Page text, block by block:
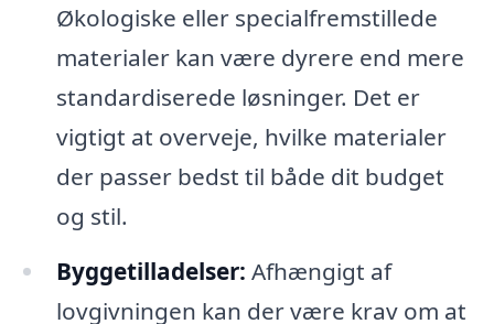
Økologiske eller specialfremstillede
materialer kan være dyrere end mere
standardiserede løsninger. Det er
vigtigt at overveje, hvilke materialer
der passer bedst til både dit budget
og stil.
Byggetilladelser: Afhængigt af
lovgivningen kan der være krav om at